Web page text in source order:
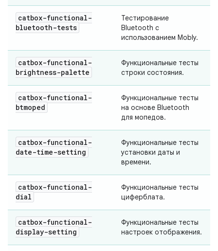
catbox-functional-
bluetooth-tests
Тестирование
Bluetooth с
использованием Mobly.
catbox-functional-
brightness-palette
Функциональные тесты
строки состояния.
catbox-functional-
btmoped
Функциональные тесты
на основе Bluetooth
для мопедов.
catbox-functional-
date-time-setting
Функциональные тесты
установки даты и
времени.
catbox-functional-
dial
Функциональные тесты
циферблата.
catbox-functional-
display-setting
Функциональные тесты
настроек отображения.